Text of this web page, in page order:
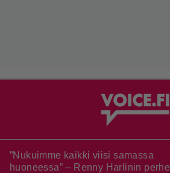
”Nukuimme kaikki viisi samassa
huoneessa” – Renny Harlinin perhe